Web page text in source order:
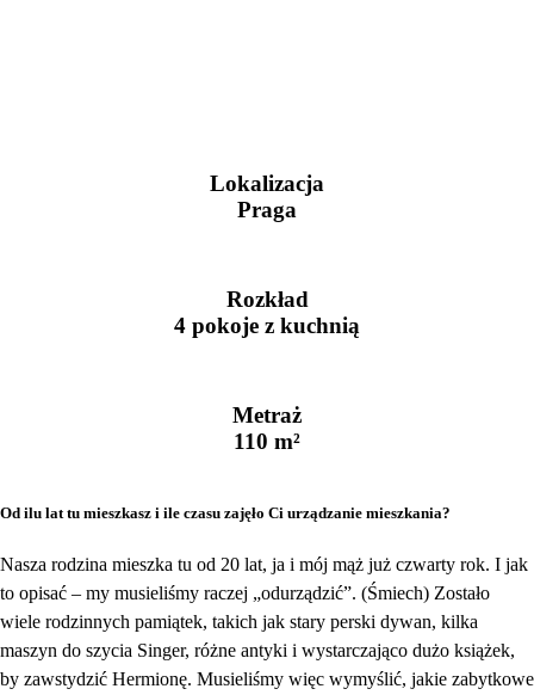
Lokalizacja
Praga
Rozkład
4 pokoje z kuchnią
Metraż
110 m²
Od ilu lat tu mieszkasz i ile czasu zajęło Ci urządzanie mieszkania?
Nasza rodzina mieszka tu od 20 lat, ja i mój mąż już czwarty rok. I jak
to opisać – my musieliśmy raczej „odurządzić”. (Śmiech) Zostało
wiele rodzinnych pamiątek, takich jak stary perski dywan, kilka
maszyn do szycia Singer, różne antyki i wystarczająco dużo książek,
by zawstydzić Hermionę. Musieliśmy więc wymyślić, jakie zabytkowe